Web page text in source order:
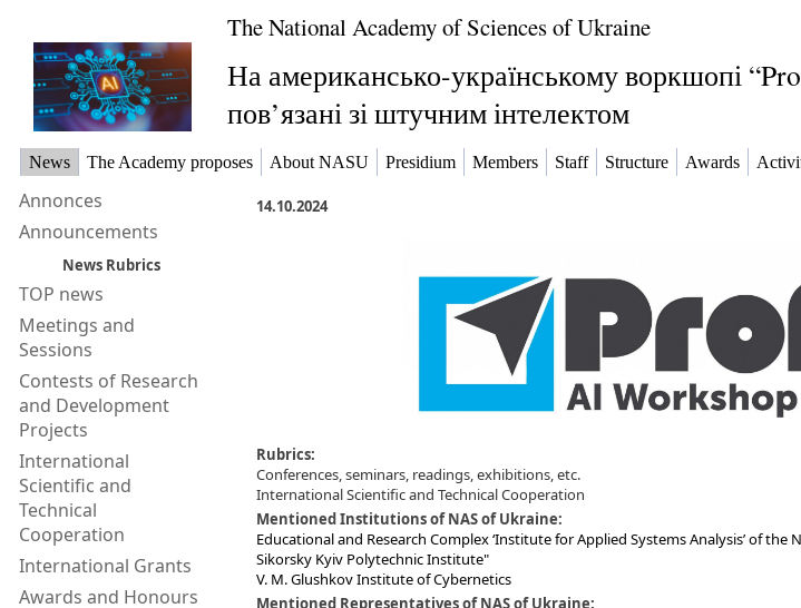
The National Academy of Sciences of Ukraine
На американсько-українському воркшопі
пов’язані зі штучним інтелектом
News The Academy proposes About NASU Presidium Members Staff Structure Awards
Annonces
Announcements
News Rubrics
TOP news
Meetings and
Sessions
Contests of Research
and Development
Projects
International
Scientific and
Technical
Cooperation
International Grants
Awards and Honours
14.10.2024
Rubrics:
Conferences, seminars, readings, exhibitions, etc.
International Scientific and Technical Cooperation
Mentioned Institutions of NAS of Ukraine:
Educational and Research Complex ‘Institute for Applied Systems Analysis’ of
Sikorsky Kyiv Polytechnic Institute"
V. M. Glushkov Institute of Cybernetics
Mentioned Representatives of NAS of Ukraine: